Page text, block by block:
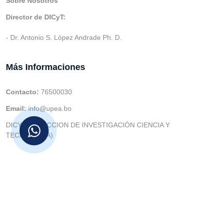
Director de DICyT:
- Dr. Antonio S. López Andrade Ph. D.
Más Informaciones
Contacto: 76500030
Email:info@upea.bo
DICYT (DIRECCION DE INVESTIGACIÓN CIENCIA Y
TECNOLOGIA)